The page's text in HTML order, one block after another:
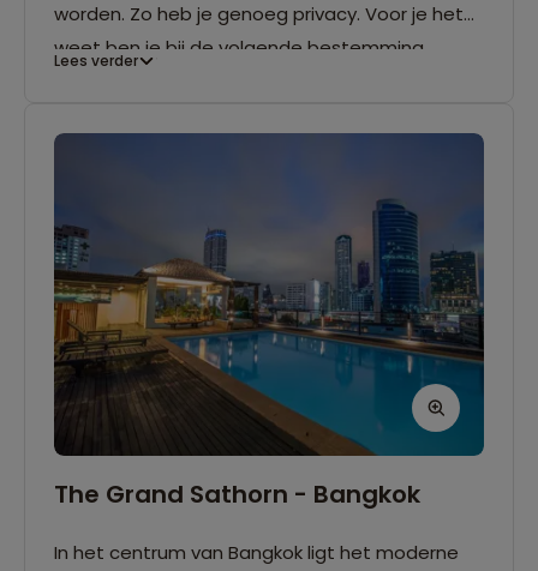
worden. Zo heb je genoeg privacy. Voor je het
weet ben je bij de volgende bestemming,
Lees verder
The Grand Sathorn - Bangkok
In het centrum van Bangkok ligt het moderne